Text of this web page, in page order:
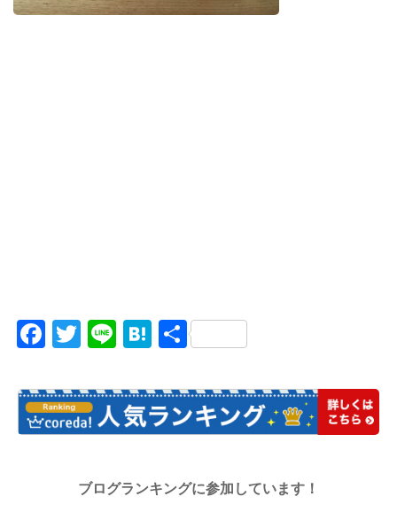
Facebook
Twitter
LineHatena
共
ブログランキングに参加しています！